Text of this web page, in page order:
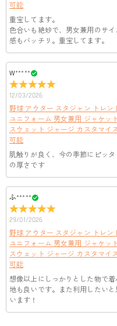
可能
重宝してます。
色合いも絶妙で、男女兼用のサイ
感もバッチリ。重宝してます。
W*****
12/03/2026
野球 アウター スタジャン トレン
ユニフォーム 男女兼用 ジャケット
スウェット ジャージ カスタマイ
可能
肌触りが良く、今の季節にピッタ
の厚さです
ふ*****
29/01/2026
野球 アウター スタジャン トレン
ユニフォーム 男女兼用 ジャケット
スウェット ジャージ カスタマイ
可能
想像以上にしっかりとした物で着
地も良いです。また利用したいと
います！
お支払い情報は高度なセ
客様のお支払い情報は当
Paypal又はクレジットカ
支払い情報は保護さ
当社では、個人情報保護
り、プライバシーポリシ
安全にご利用いただけ
重に取り扱っています
確認ください。
服＆ファッション
どうやってオリジナ
か？
まずお気に入りのデザイ
選択しを選んでから、カ
いたします。
服の印刷に色違いが
はい。ご覧になる環境（
影時の照明等によりイ
場合がございます。
どうやって自分に合
まずお気に入りのデザイ
ズ表を参考して、自分に
法が異なるため、サイズ
います。
配送＆返品について
送料はいくらですか？
送料は配送方法によって
円で、16,020円以上で無
円になります。90,000円
遠方へご発送の場合、中
注文した商品はいつ届
納期=製作作業時間+配送
認してから制作となりま
でお作りしており、予定
ます。 そしてご購入の
によって、お届け日数が
でご確認ください。.
返品・交換はできます
お客様が商品受け取り後
す。受注生産品のため、
生致します。詳細はキャ
さい。.